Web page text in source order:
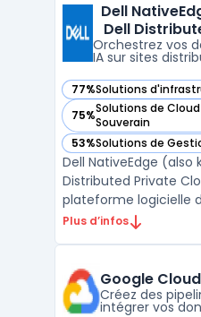
Dell
Dell
Orchestrez vos
IA sur sites
77%Solutions
— voir Dell NativeEdge
75%Solutions de
Souverain
— voir Dell
53%Solutions de
— voir Dell NativeEdge
Dell NativeEdge (also
Distributed Private
plateforme logicielle
la gestion des
des sites distribués,
des usages IA ...
Plus d’infos
Google
Créez des
intégrer vos